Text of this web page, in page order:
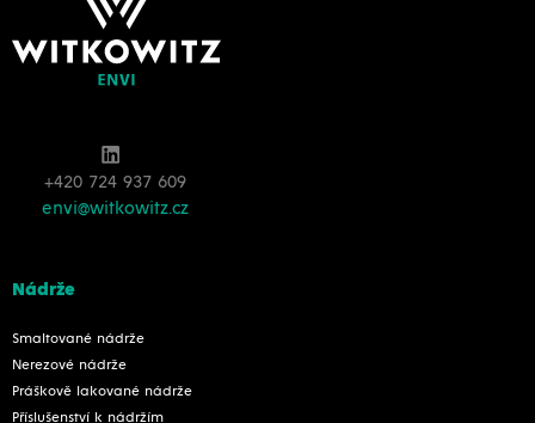
+420 724 937 609
envi@witkowitz.cz
Nádrže
Smaltované nádrže
Nerezové nádrže
Práškově lakované nádrže
Příslušenství k nádržím